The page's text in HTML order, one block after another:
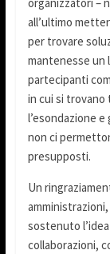
organizzatori –
all’ultimo
per trovare
mantenesse un
partecipanti
in cui si trovano
l’esondazione
non ci
presupposti.
Un
sostenuto
collaborazioni,